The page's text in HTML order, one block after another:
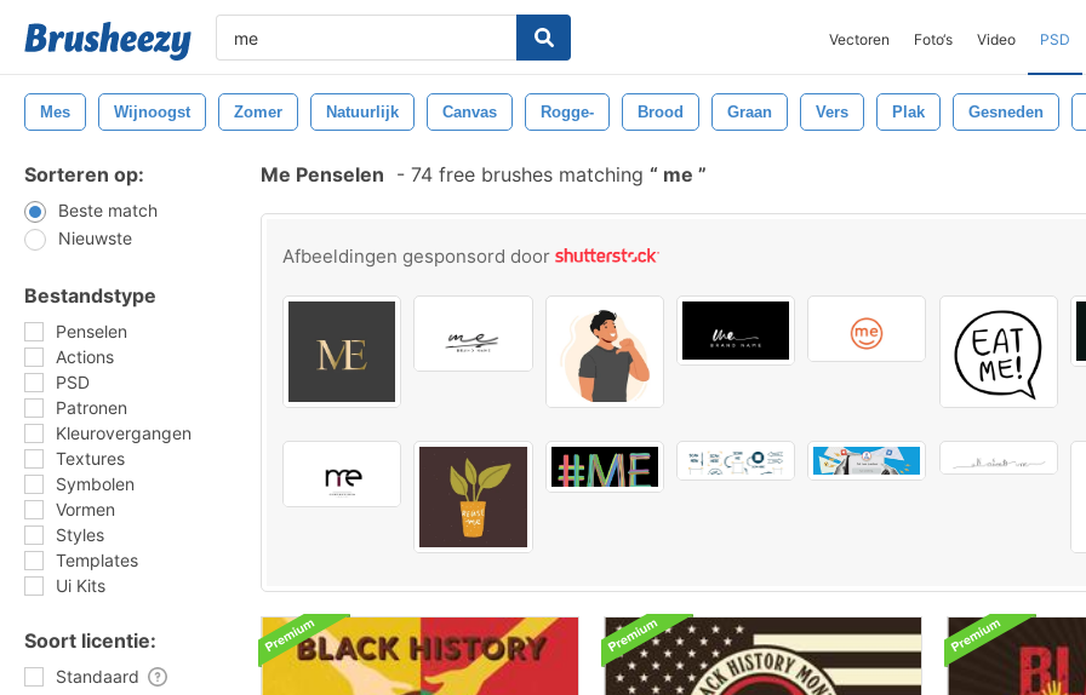
Vectoren Foto‘s Video PSD
Mes Wijnoogst Zomer Natuurlijk Canvas Rogge- Brood Graan Vers Plak Gesneden
Sorteren op:
Beste match
Nieuwste
Bestandstype
Penselen
Actions
PSD
Patronen
Kleurovergangen
Textures
Symbolen
Vormen
Styles
Templates
Ui Kits
Soort licentie:
Standaard
Me Penselen - 74 free brushes matching me
Afbeeldingen gesponsord door